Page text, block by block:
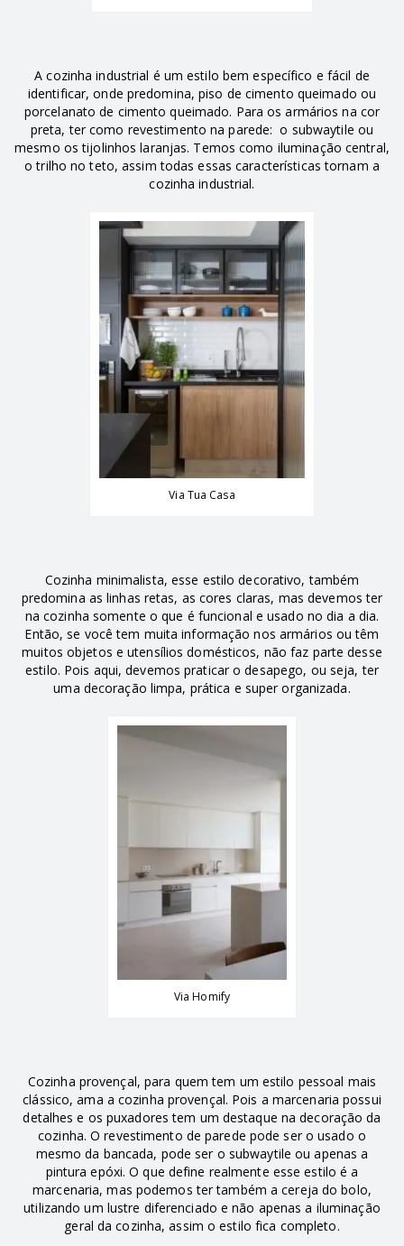
A cozinha industrial é um estilo bem específico e fácil de
identificar, onde predomina, piso de cimento queimado ou
porcelanato de cimento queimado. Para os armários na cor
preta, ter como revestimento na parede: o subwaytile ou
mesmo os tijolinhos laranjas. Temos como iluminação central,
o trilho no teto, assim todas essas características tornam a
cozinha industrial.
Via Tua Casa
Cozinha minimalista, esse estilo decorativo, também
predomina as linhas retas, as cores claras, mas devemos ter
na cozinha somente o que é funcional e usado no dia a dia.
Então, se você tem muita informação nos armários ou têm
muitos objetos e utensílios domésticos, não faz parte desse
estilo. Pois aqui, devemos praticar o desapego, ou seja, ter
uma decoração limpa, prática e super organizada.
Via Homify
Cozinha provençal, para quem tem um estilo pessoal mais
clássico, ama a cozinha provençal. Pois a marcenaria possui
detalhes e os puxadores tem um destaque na decoração da
cozinha. O revestimento de parede pode ser o usado o
mesmo da bancada, pode ser o subwaytile ou apenas a
pintura epóxi. O que define realmente esse estilo é a
marcenaria, mas podemos ter também a cereja do bolo,
utilizando um lustre diferenciado e não apenas a iluminação
geral da cozinha, assim o estilo fica completo.